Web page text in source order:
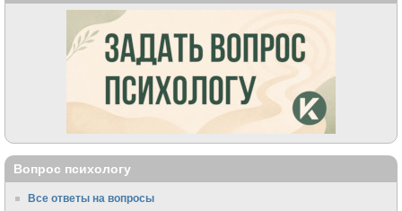
Вопрос психологу
Все ответы на вопросы